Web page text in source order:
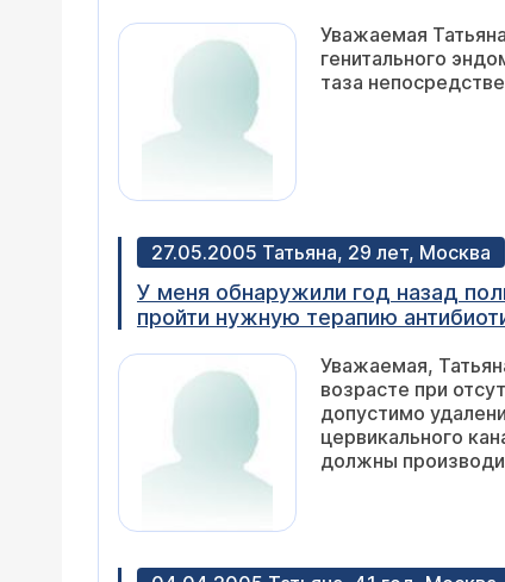
Выделения как и были, так и
если Вы посоветуете не только
Уважаемая Татьяна!
генитального
таза
27.05.2005 Татьяна, 29 лет, Москва
У меня обнаружили год назад
пройти нужную терапию
перестраховывается? Нужна ли
инфекций нет. У меня двое
Уважаемая,
возрасте при
допустимо
цервикального
должны